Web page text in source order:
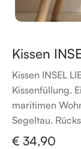
Kissen
Kissen INSEL
Kissenfüllung.
maritimen
Segeltau.
€ 34,90